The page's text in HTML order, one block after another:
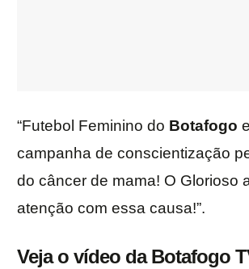
“Futebol Feminino do Botafogo
campanha de conscientização
do câncer de mama! O Glorioso
atenção com essa causa!”.
Veja o vídeo da Botafogo